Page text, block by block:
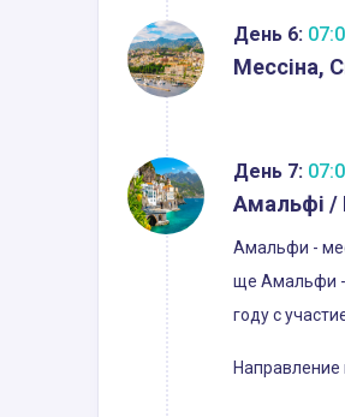
День 6:
Мессіна,
День 7:
Амальфі /
Амальфи -
ще Амальфи -
году с
Направление